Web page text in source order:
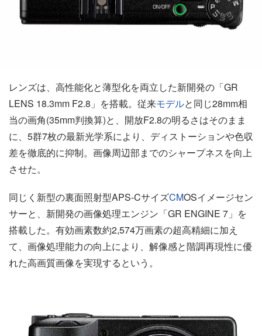
レンズは、高性能化と薄型化を両立した新開発の「GR
LENS 18.3mm F2.8」を搭載。従来モデルと同じ28mm相
当の画角(35mm判換算)と、開放F2.8の明るさはそのまま
に、5群7枚の最新光学系により、ディストーションや色収
差を徹底的に抑制。画像周辺部までのシャープネスを向上
させた。
同じく新型の裏面照射型APS-CサイズCMOSイメージセン
サーと、新開発の画像処理エンジン「GR ENGINE 7」を
搭載した。有効画素数約2,574万画素の超高精細に加え
て、画像処理能力の向上により、解像感と階調再現性に優
れた高画質画像を実現するという。